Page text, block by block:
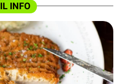
INFO